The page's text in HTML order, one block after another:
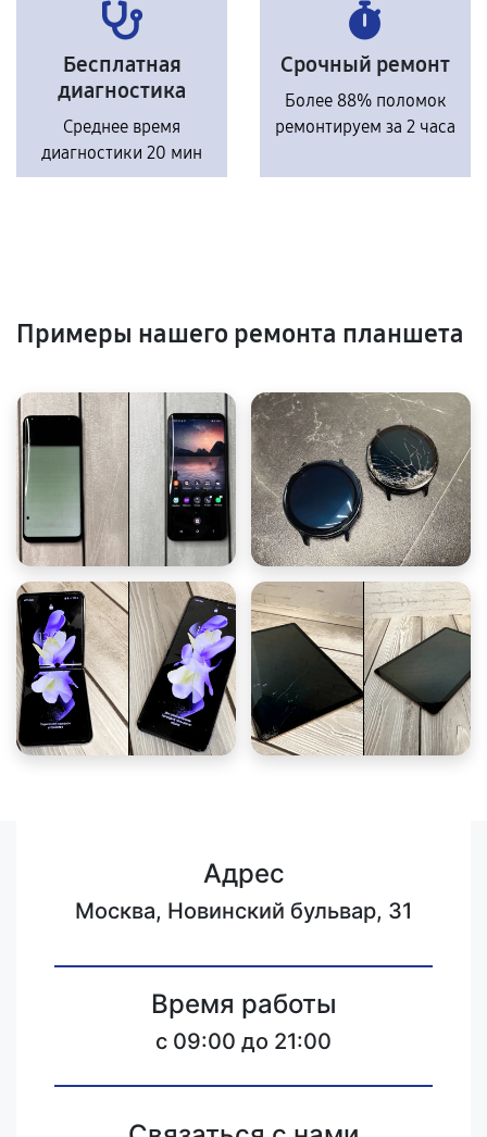
Бесплатная
диагностика
Среднее время
диагностики 20 мин
Срочный ремонт
Более 88% поломок
ремонтируем за 2 часа
Примеры нашего ремонта планшета
Адрес
Москва, Новинский бульвар, 31
Время работы
c 09:00 до 21:00